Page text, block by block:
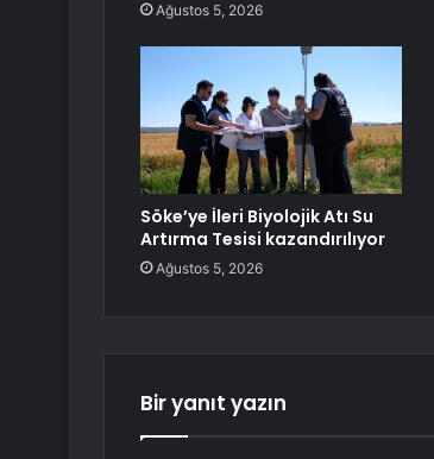
Ağustos 5, 2026
Söke’ye İleri Biyolojik Atı Su
Artırma Tesisi kazandırılıyor
Ağustos 5, 2026
Bir yanıt yazın